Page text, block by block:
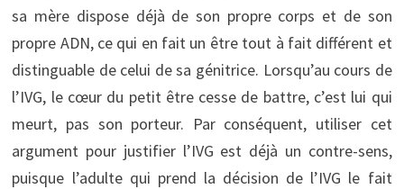
sa mère dispose déjà de son propre corps et de son
propre ADN, ce qui en fait un être tout à fait différent et
distinguable de celui de sa génitrice. Lorsqu’au cours de
l’IVG, le cœur du petit être cesse de battre, c’est lui qui
meurt, pas son porteur. Par conséquent, utiliser cet
argument pour justifier l’IVG est déjà un contre-sens,
puisque l’adulte qui prend la décision de l’IVG le fait